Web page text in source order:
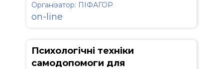
Організатор: ПІФАГОР
on-line
Психологічні техніки
самодопомоги для